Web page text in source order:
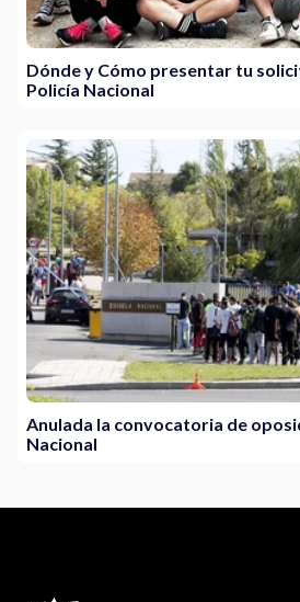
Dónde y Cómo presentar tu
Policía Nacional
Anulada la convocatoria de
Nacional